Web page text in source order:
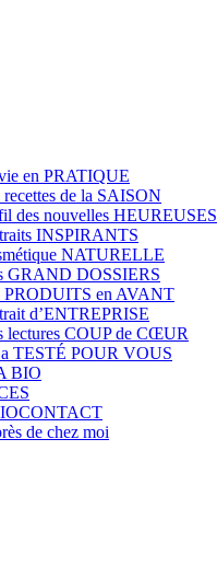
en PRATIQUE
recettes de la SAISON
des nouvelles HEUREUSES
INSPIRANTS
NATURELLE
GRAND DOSSIERS
PRODUITS en AVANT
d’ENTREPRISE
lectures COUP de CŒUR
TESTÉ POUR VOUS
BIO
de chez moi